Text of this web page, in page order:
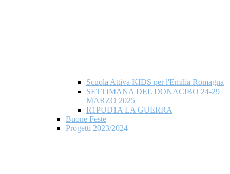
Scuola Attiva KIDS per l'Emilia Romagna
SETTIMANA DEL DONACIBO 24-29
MARZO 2025
R1PUD1A LA GUERRA
Buone Feste
Progetti 2023/2024